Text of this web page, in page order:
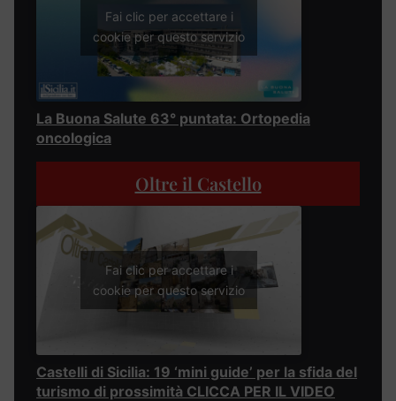
Fai clic per accettare i
cookie per questo servizio
La Buona Salute 63° puntata: Ortopedia
oncologica
Oltre il Castello
Fai clic per accettare i
cookie per questo servizio
Castelli di Sicilia: 19 ‘mini guide’ per la sfida del
turismo di prossimità CLICCA PER IL VIDEO